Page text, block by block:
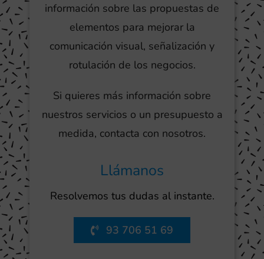
información sobre las propuestas de
elementos para mejorar la
comunicación visual, señalización y
rotulación de los negocios.
Si quieres más información sobre
nuestros servicios o un presupuesto a
medida, contacta con nosotros.
Llámanos
Resolvemos tus dudas al instante.
93 706 51 69